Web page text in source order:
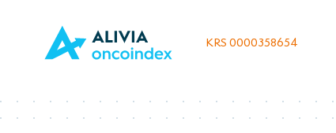
KRS 0000358654